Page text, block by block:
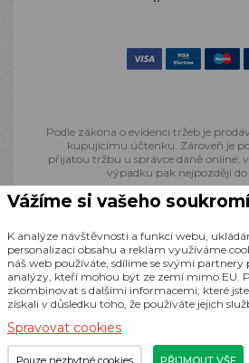
Podle zákona o evidenci tržeb je
kupujícímu účtenku. Zároveň je
přijatou tržbu u správce daně online;
výpadku pak nejpozději
Realizace
Vážíme si vašeho soukromí
K analýze návštěvnosti a funkcí webu,
personalizaci obsahu a reklam využíváme
náš web používáte, sdílíme se svými partnery
analýzy, kteří mohou být ze zemí mimo EU.
zkombinovat s dalšími informacemi, které
získali v důsledku toho, že používáte jejich
Spravovat cookies
Pouze nezbytné cookies PŘIJMOUT VŠE